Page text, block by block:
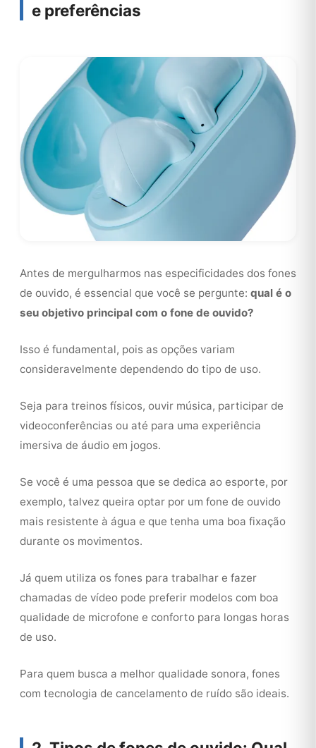
e preferências
Antes de mergulharmos nas especificidades dos fones
de ouvido, é essencial que você se pergunte: qual é o
seu objetivo principal com o fone de ouvido?
Isso é fundamental, pois as opções variam
consideravelmente dependendo do tipo de uso.
Seja para treinos físicos, ouvir música, participar de
videoconferências ou até para uma experiência
imersiva de áudio em jogos.
Se você é uma pessoa que se dedica ao esporte, por
exemplo, talvez queira optar por um fone de ouvido
mais resistente à água e que tenha uma boa fixação
durante os movimentos.
Já quem utiliza os fones para trabalhar e fazer
chamadas de vídeo pode preferir modelos com boa
qualidade de microfone e conforto para longas horas
de uso.
Para quem busca a melhor qualidade sonora, fones
com tecnologia de cancelamento de ruído são ideais.